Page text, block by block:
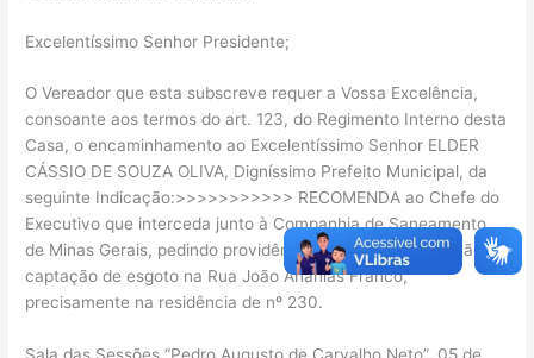
Excelentíssimo Senhor Presidente;
O Vereador que esta subscreve requer a Vossa Excelência,
consoante aos termos do art. 123, do Regimento Interno desta
Casa, o encaminhamento ao Excelentíssimo Senhor ELDER
CÁSSIO DE SOUZA OLIVA, Digníssimo Prefeito Municipal, da
seguinte Indicação:>>>>>>>>>>> RECOMENDA ao Chefe do
Executivo que interceda junto à Companhia de Saneamento
de Minas Gerais, pedindo providências para a regularização da
captação de esgoto na Rua João Ananias Franco,
precisamente na residência de nº 230.